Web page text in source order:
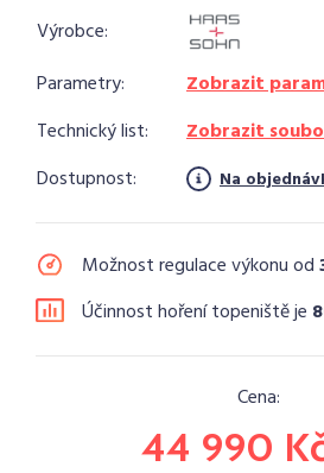
Výrobce:
Parametry:
Zobrazit
Technický list:
Zobrazit
Dostupnost:
Na
Možnost regulace výkonu od
Účinnost hoření topeniště je
Cena:
44 990